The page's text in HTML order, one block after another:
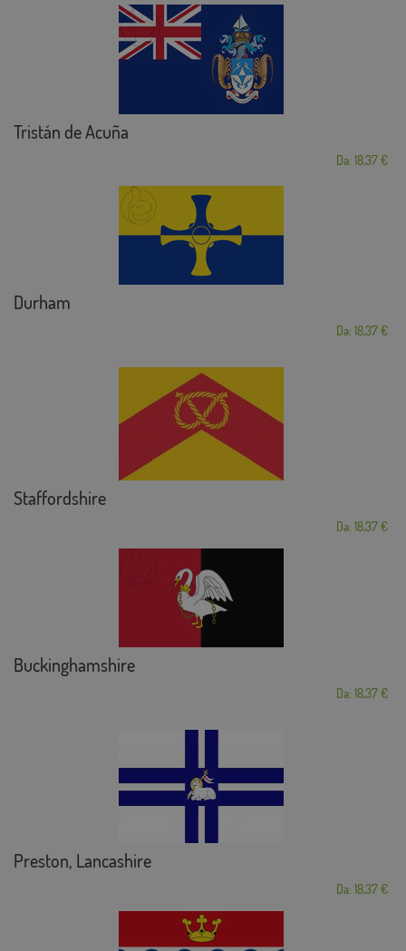
Tristán de Acuña
Da: 18,37 €
Durham
Da: 18,37 €
Staffordshire
Da: 18,37 €
Buckinghamshire
Da: 18,37 €
Preston, Lancashire
Da: 18,37 €